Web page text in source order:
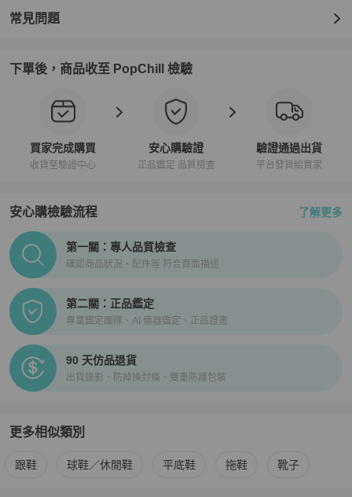
常見問題
下單後，商品收至 PopChill 檢驗
買家完成購買
收貨至驗證中心
安心購驗證
正品鑑定 品質檢查
驗證通過出貨
平台發貨給買家
安心購檢驗流程 了解更多
PopChill拍拍圈正品驗證、安心購檢驗流程介紹
第一關：專人品質檢查
確認商品狀況、配件等 符合頁面描述
第二關：正品鑑定
專業鑑定團隊、AI 儀器鑑定、正品證書
90 天仿品退貨
出貨錄影、防掉換封條、雙重防護包裝
更多相似類別
更多Hermès女鞋 相似商品推薦
跟鞋 球鞋／休閒鞋 平底鞋 拖鞋 靴子